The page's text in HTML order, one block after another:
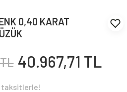
0,40 KARAT
40.967,71 TL
taksitlerle!